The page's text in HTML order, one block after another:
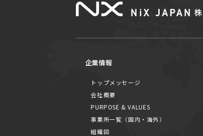
企業情報
トップメッセージ
会社概要
PURPOSE & VALUES
事業所一覧（国内・海外）
組織図